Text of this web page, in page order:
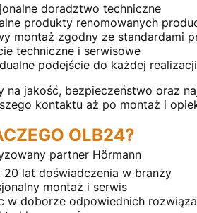
doradztwo techniczne
produkty renomowanych
montaż zgodny ze standardami
techniczne i serwisowe
podejście do każdej realizacji
na jakość, bezpieczeństwo oraz
kontaktu aż po montaż i
OLB24?
partner Hörmann
20 lat doświadczenia w branży
montaż i serwis
w doborze odpowiednich